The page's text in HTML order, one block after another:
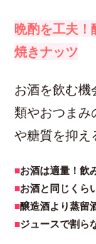
晩酌を工夫
焼きナッツ
お酒を飲む
類やおつまみ
や糖質を抑え
■お酒は適量！飲
■お酒と同じくら
■醸造酒より蒸留
■ジュースで割ら